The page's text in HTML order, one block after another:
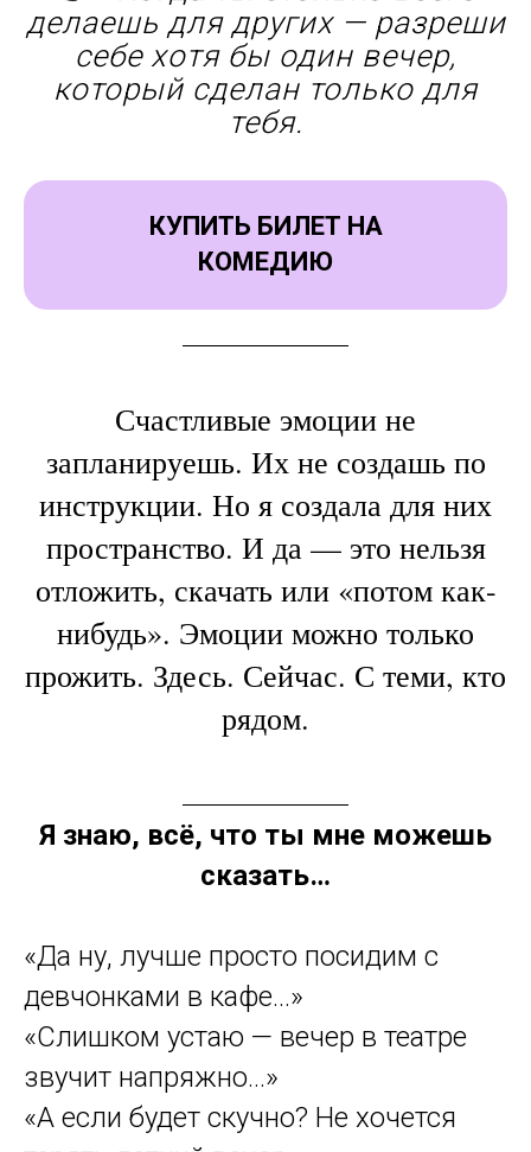
А в том, насколько сильно тебе
сейчас нужно переключиться.
Не волнуйся, ты не
единственная — это
выбирают многие наши
зрители.
«Когда ты столько всего
делаешь для других — разреши
себе хотя бы один вечер,
тебя.
КУПИТЬ БИЛЕТ НА
КОМЕДИЮ
Счастливые эмоции не
инструкции. Но я создала для них
пространство. И да — это нельзя
отложить, скачать или «потом как-
прожить. Здесь. Сейчас. С теми, кто
рядом.
Я знаю, всё, что ты мне можешь